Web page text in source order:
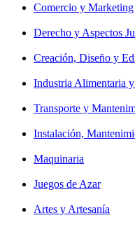
Comercio y Marketing
Derecho y Aspectos
Creación, Diseño y
Industria Alimentaria
Transporte y
Instalación,
Maquinaria
Juegos de Azar
Artes y Artesanía